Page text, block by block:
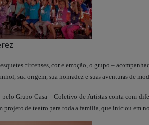
circenses, cor e emoção, o grupo –
sua origem, sua honradez e suas aventuras de
Grupo Casa – Coletivo de Artistas conta com
projeto de teatro para toda a família, que iniciou em